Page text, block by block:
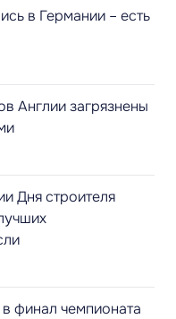
в Германии – есть
Англии загрязнены
Дня строителя
финал чемпионата